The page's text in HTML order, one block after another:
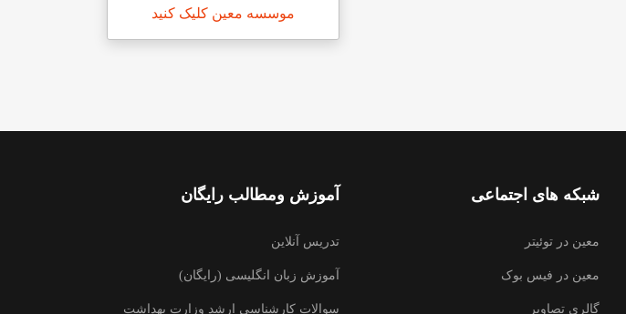
موسسه معین کلیک کنید
شبکه های اجتماعی
معین در توئیتر
معین در فیس بوک
گالری تصاویر
آموزش ومطالب رایگان
تدریس آنلاین
آموزش زبان انگلیسی (رایگان)
سوالات کارشناسی ارشد وزارت بهداشت